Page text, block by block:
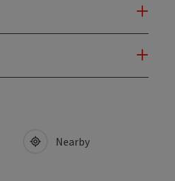
Nearby